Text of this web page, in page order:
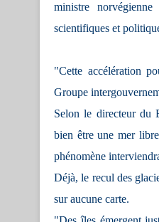
ministre
scientifiques et
"Cette accélération
Groupe
Selon le directeur du
bien être une mer
phénomène
Déjà, le recul des
sur aucune carte.